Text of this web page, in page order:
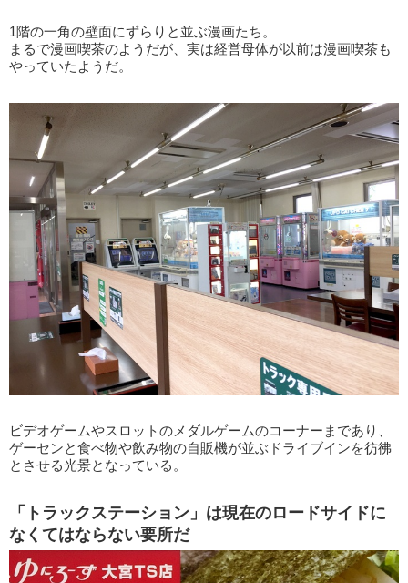
1階の一角の壁面にずらりと並ぶ漫画たち。
まるで漫画喫茶のようだが、実は経営母体が以前は漫画喫茶も
やっていたようだ。
ビデオゲームやスロットのメダルゲームのコーナーまであり、
ゲーセンと食べ物や飲み物の自販機が並ぶドライブインを彷彿
とさせる光景となっている。
「トラックステーション」は現在のロードサイドに
なくてはならない要所だ